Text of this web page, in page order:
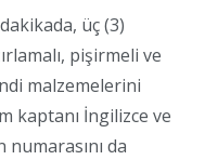
üç (3)
pişirmeli ve
malzemelerini
kaptanı İngilizce ve
da